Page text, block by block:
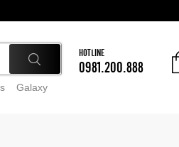
Galaxy
HOTLINE
0981.200.888